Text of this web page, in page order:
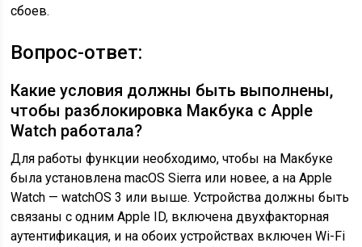
сбоев.
Вопрос-ответ:
Какие условия должны быть выполнены,
чтобы разблокировка Макбука с Apple
Watch работала?
Для работы функции необходимо, чтобы на Макбуке
была установлена macOS Sierra или новее, а на Apple
Watch — watchOS 3 или выше. Устройства должны быть
связаны с одним Apple ID, включена двухфакторная
аутентификация, и на обоих устройствах включен Wi-Fi